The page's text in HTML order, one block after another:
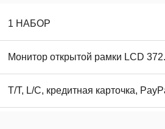
1 НАБОР
Монитор открытой рамки LCD
T/T, L/C, кредитная карточка,